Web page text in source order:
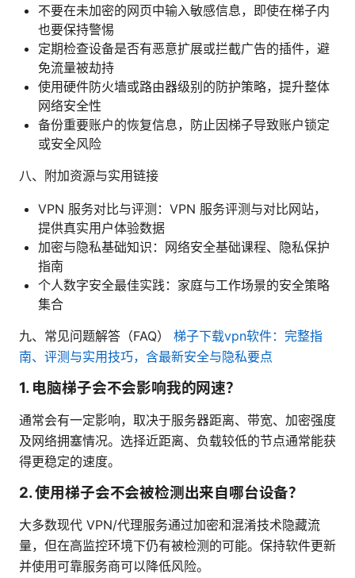
不要在未加密的网页中输入敏感信息，即使在梯子内
也要保持警惕
定期检查设备是否有恶意扩展或拦截广告的插件，避
免流量被劫持
使用硬件防火墙或路由器级别的防护策略，提升整体
网络安全性
备份重要账户的恢复信息，防止因梯子导致账户锁定
或安全风险
八、附加资源与实用链接
VPN 服务对比与评测：VPN 服务评测与对比网站，
提供真实用户体验数据
加密与隐私基础知识：网络安全基础课程、隐私保护
指南
个人数字安全最佳实践：家庭与工作场景的安全策略
集合
九、常见问题解答（FAQ） 梯子下载vpn软件：完整指
南、评测与实用技巧，含最新安全与隐私要点
1. 电脑梯子会不会影响我的网速？
通常会有一定影响，取决于服务器距离、带宽、加密强度
及网络拥塞情况。选择近距离、负载较低的节点通常能获
得更稳定的速度。
2. 使用梯子会不会被检测出来自哪台设备？
大多数现代 VPN/代理服务通过加密和混淆技术隐藏流
量，但在高监控环境下仍有被检测的可能。保持软件更新
并使用可靠服务商可以降低风险。